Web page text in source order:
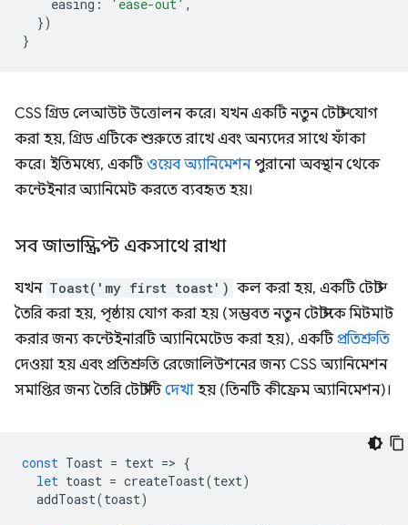
easing : 'ease-out' ,
})
}
CSS গ্রিড লেআউট উত্তোলন করে। যখন একটি নতুন টোস্ট যোগ
করা হয়, গ্রিড এটিকে শুরুতে রাখে এবং অন্যদের সাথে ফাঁকা
করে। ইতিমধ্যে, একটিওয়েব অ্যানিমেশনপুরানো অবস্থান থেকে
কন্টেইনার অ্যানিমেট করতে ব্যবহৃত হয়।
সব জাভাস্ক্রিপ্ট একসাথে রাখা
যখন Toast('my first toast') কল করা হয়, একটি টোস্ট
তৈরি করা হয়, পৃষ্ঠায় যোগ করা হয় (সম্ভবত নতুন টোস্টকে মিটমাট
করার জন্য কন্টেইনারটি অ্যানিমেটেড করা হয়), একটিপ্রতিশ্রুতি
দেওয়া হয় এবং প্রতিশ্রুতি রেজোলিউশনের জন্য CSS অ্যানিমেশন
সমাপ্তির জন্য তৈরি টোস্টটিদেখা হয় (তিনটি কীফ্রেম অ্যানিমেশন)।
const Toast = text => {
let toast = createToast(text)
addToast(toast)